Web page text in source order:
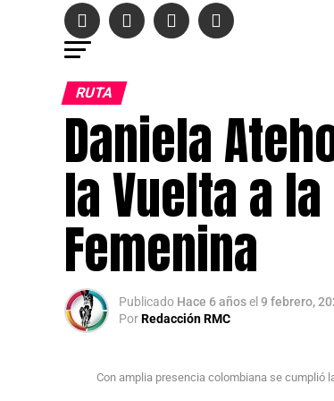
RUTA
Daniela
la Vuelta a
Femenina
Publicado Hace 6 añosel 9 febrero,
PorRedacción RMC
Con amplia presencia colombiana se cumplió